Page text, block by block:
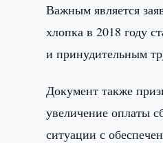
Важным является
хлопка в 2018 году
и принудительным
Документ также
увеличение оплаты
ситуации с